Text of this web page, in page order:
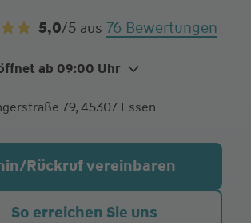
5,0/5 aus76 Bewertungen
ab 09:00 Uhr
08:00 - 16:30
09:00 - 15:00
79, 45307 Essen
Rückruf vereinbaren
So erreichen Sie uns